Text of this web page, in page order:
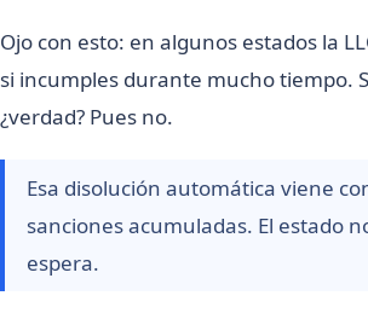
Ojo con esto: en algunos estados la
si incumples durante mucho tiempo.
¿verdad? Pues no.
Esa disolución automática viene
sanciones acumuladas. El estado
espera.